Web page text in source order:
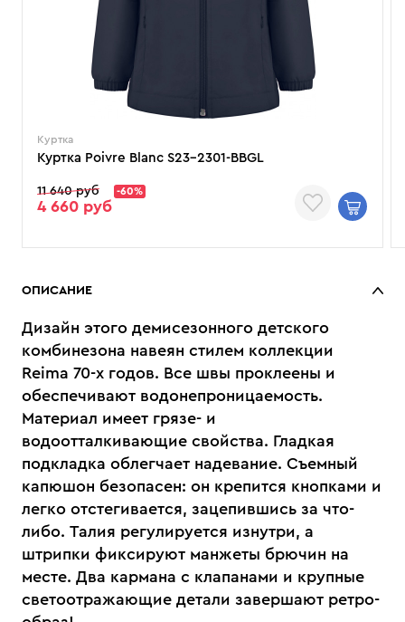
Куртка
Куртка Poivre Blanc S23-2301-BBGL
11 640 руб -60%
4 660 руб
ОПИСАНИЕ
Дизайн этого демисезонного детского
комбинезона навеян стилем коллекции
Reima 70-х годов. Все швы проклеены и
обеспечивают водонепроницаемость.
Материал имеет грязе- и
водоотталкивающие свойства. Гладкая
подкладка облегчает надевание. Съемный
капюшон безопасен: он крепится кнопками и
легко отстегивается, зацепившись за что-
либо. Талия регулируется изнутри, а
штрипки фиксируют манжеты брючин на
месте. Два кармана с клапанами и крупные
светоотражающие детали завершают ретро-